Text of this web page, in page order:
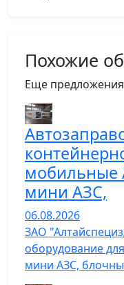
Похожие
Еще предложения
мобильные
мини АЗС,
06.08.2026
ЗАО
оборудование
мини АЗС,